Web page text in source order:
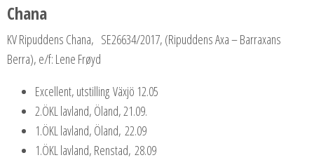
Chana
KV Ripuddens Chana, SE26634/2017, (Ripuddens Axa – Barraxans
Berra), e/f: Lene Frøyd
Excellent, utstilling Växjö 12.05
2.ÖKL lavland, Öland, 21.09.
1.ÖKL lavland, Öland, 22.09
1.ÖKL lavland, Renstad, 28.09